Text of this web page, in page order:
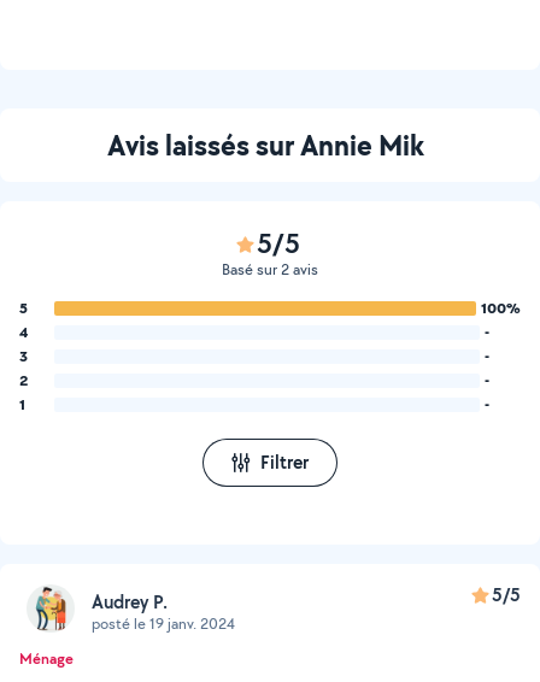
Avis laissés sur Annie Mik
5/5
Basé sur 2 avis
5
100%
4
-
3
-
2
-
1
-
Filtrer
Audrey P.
posté le 19 janv. 2024
5/5
Ménage